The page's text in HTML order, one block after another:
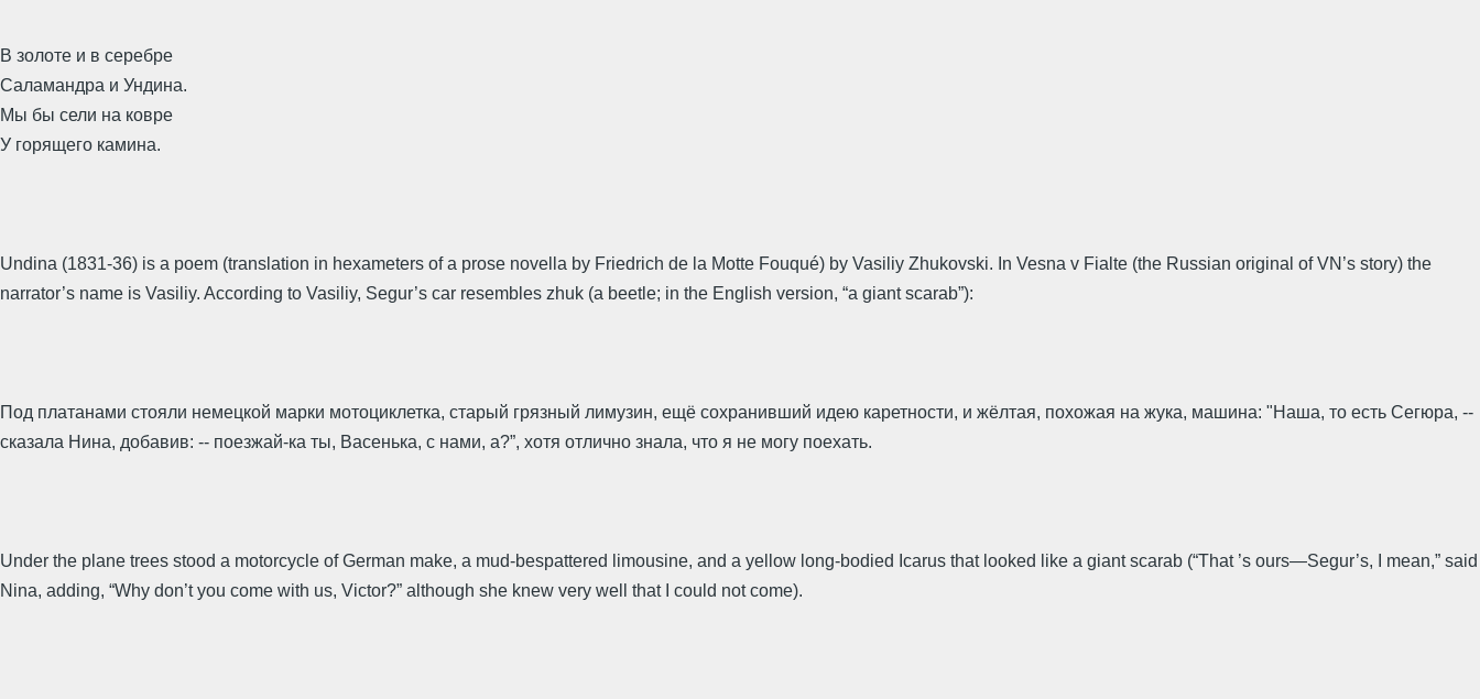
В золоте и в серебре
Саламандра и Ундина.
Мы бы сели на ковре
У горящего камина.
Undina (1831-36) is a poem (translation in hexameters of a prose novella by Friedrich de la Motte Fouqué) by Vasiliy Zhukovski. In Vesna v Fialte (the Russian original of VN’s story) the
narrator’s name is Vasiliy. According to Vasiliy, Segur’s car resembles zhuk (a beetle; in the English version, “a giant scarab”):
Под платанами стояли немецкой марки мотоциклетка, старый грязный лимузин, ещё сохранивший идею каретности, и жёлтая, похожая на жука, машина: "Наша, то есть Сегюра, --
сказала Нина, добавив: -- поезжай-ка ты, Васенька, с нами, а?”, хотя отлично знала, что я не могу поехать.
Under the plane trees stood a motorcycle of German make, a mud-bespattered limousine, and a yellow long-bodied Icarus that looked like a giant scarab (“That ’s ours—Segur’s, I mean,” said
Nina, adding, “Why don’t you come with us, Victor?” although she knew very well that I could not come).